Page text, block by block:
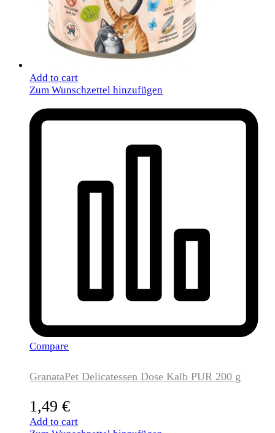
Add to cart
Zum Wunschzettel hinzufügen
Compare
GranataPet Delicatessen Dose Kalb PUR 200 g
1,49 €
Add to cart